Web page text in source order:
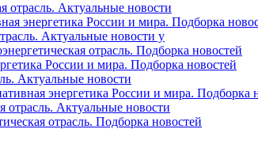
отрасль. Актуальные новости
энергетика России и мира. Подборка
Актуальные новости у
отрасль. Подборка новостей
России и мира. Подборка новостей
Актуальные новости
энергетика России и мира. Подборка
отрасль. Актуальные новости
отрасль. Подборка новостей